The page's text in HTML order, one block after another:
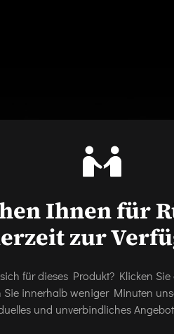
Ihnen für
zur
für dieses Produkt? Klicken
Sie innerhalb weniger Minuten
und unverbindliches